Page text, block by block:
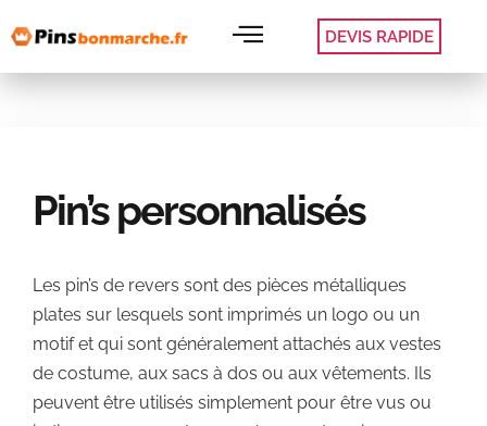
DEVIS RAPIDE
Pin’s personnalisés
Les pin’s de revers sont des pièces métalliques
plates sur lesquels sont imprimés un logo ou un
motif et qui sont généralement attachés aux vestes
de costume, aux sacs à dos ou aux vêtements. Ils
peuvent être utilisés simplement pour être vus ou